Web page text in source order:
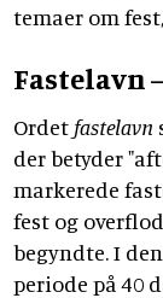
temaer om
Fastelavn
Ordet fastelavn
der betyder
markerede
fest og
begyndte. I
periode på 40